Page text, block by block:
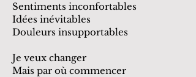
Sentiments inconfortables
Idées inévitables
Douleurs insupportables
Je veux changer
Mais par où commencer